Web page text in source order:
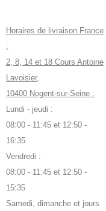
Horaires de livraison France
:
2, 8, 14 et 18 Cours Antoine
Lavoisier,
10400 Nogent-sur-Seine :
Lundi - jeudi :
08:00 - 11:45 et 12:50 -
16:35
Vendredi :
08:00 - 11:45 et 12:50 -
15:35
Samedi, dimanche et jours